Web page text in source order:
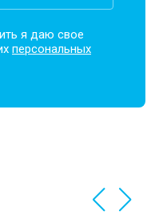
я даю свое
персональных